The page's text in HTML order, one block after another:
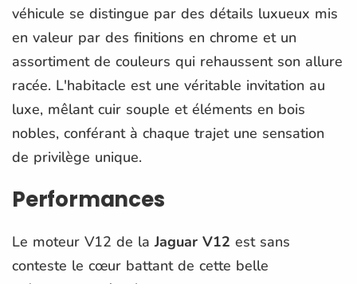
véhicule se distingue par des détails luxueux mis
en valeur par des finitions en chrome et un
assortiment de couleurs qui rehaussent son allure
racée. L'habitacle est une véritable invitation au
luxe, mêlant cuir souple et éléments en bois
nobles, conférant à chaque trajet une sensation
de privilège unique.
Performances
Le moteur V12 de laJaguar V12 est sans
conteste le cœur battant de cette belle